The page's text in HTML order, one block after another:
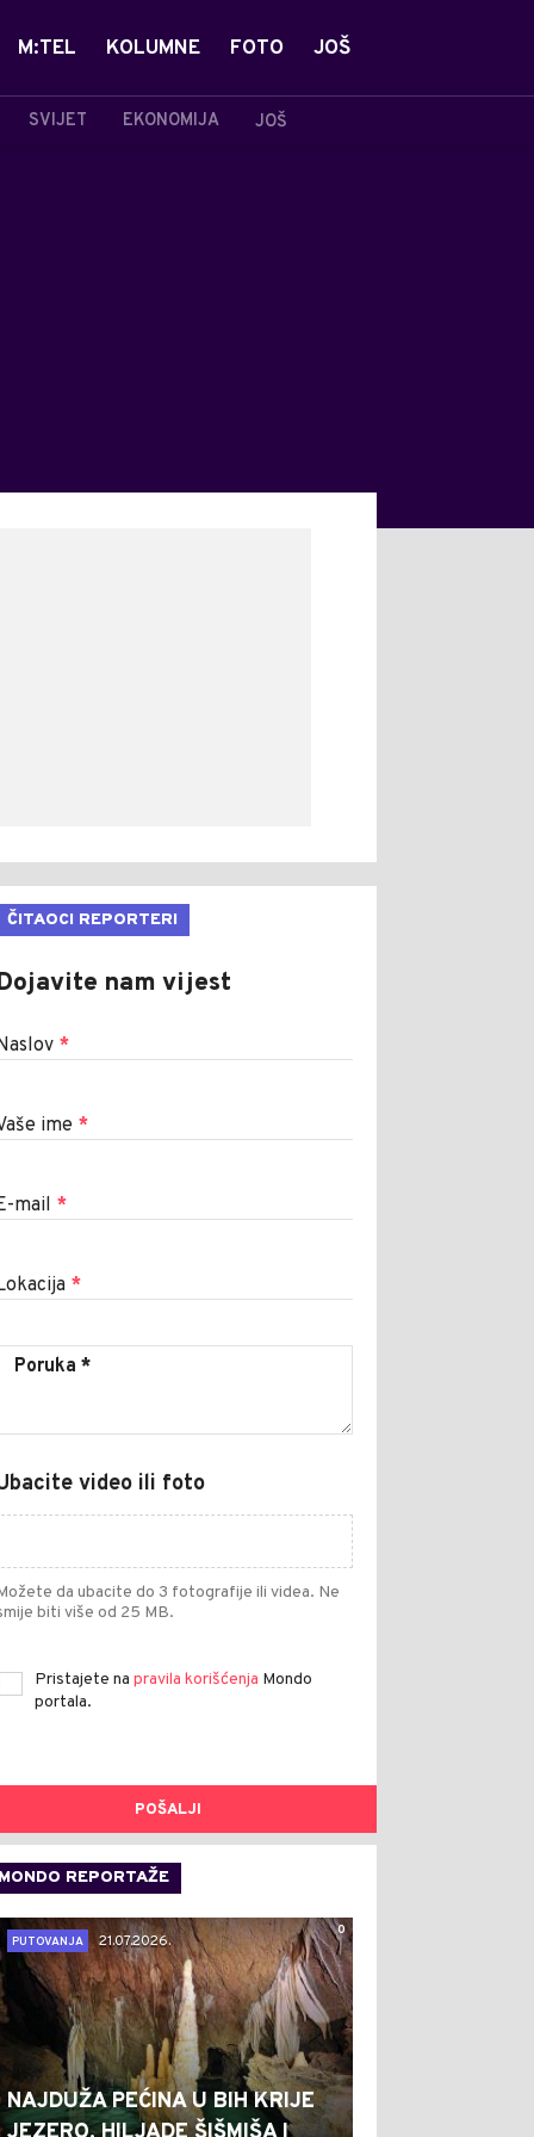
SVIJET EKONOMIJA JOŠ
M:TEL KOLUMNE FOTO JOŠ
ČITAOCI REPORTERI
nam vijest
*
ime *
mail *
*
video ili foto
da ubacite do 3 fotografije ili videa. Ne
biti više od 25 MB.
Pristajete na pravila korišćenja Mondo
portala.
POŠALJI
MONDO REPORTAŽE
0
PUTOVANJA
21.07.2026.
NAJDUŽA PEĆINA U BIH KRIJE